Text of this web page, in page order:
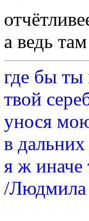
а ведь
где бы ты
твой
унося
в
я ж иначе
/Людмила